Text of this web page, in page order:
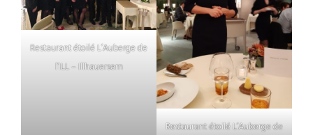
Restaurant étoilé L’Auberge de
l’ILL – Illhauersern
Restaurant étoilé L’Auberge de